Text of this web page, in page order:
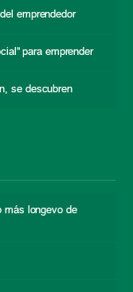
emprendedor
para emprender
se descubren
más longevo de